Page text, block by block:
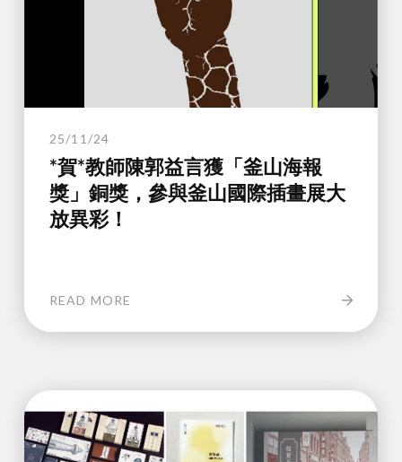
25/11/24
*賀*教師陳郭益言獲「釜山海報
獎」銅獎，參與釜山國際插畫展大
放異彩！
READ MORE